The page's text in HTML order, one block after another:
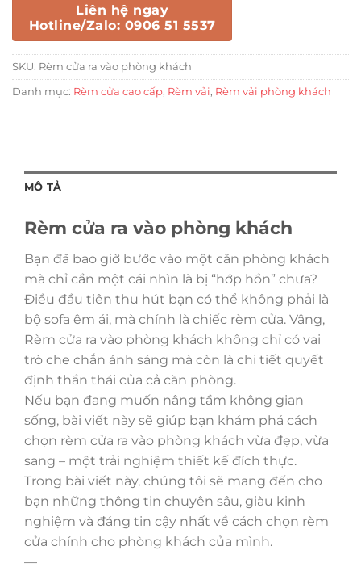
Liên hệ ngay
Hotline/Zalo: 0906 51 5537
SKU: Rèm cửa ra vào phòng khách
Danh mục: Rèm cửa cao cấp, Rèm vải, Rèm vải phòng khách
MÔ TẢ
Rèm cửa ra vào phòng khách
Bạn đã bao giờ bước vào một căn phòng khách
mà chỉ cần một cái nhìn là bị “hớp hồn” chưa?
Điều đầu tiên thu hút bạn có thể không phải là
bộ sofa êm ái, mà chính là chiếc rèm cửa. Vâng,
Rèm cửa ra vào phòng khách không chỉ có vai
trò che chắn ánh sáng mà còn là chi tiết quyết
định thần thái của cả căn phòng.
Nếu bạn đang muốn nâng tầm không gian
sống, bài viết này sẽ giúp bạn khám phá cách
chọn rèm cửa ra vào phòng khách vừa đẹp, vừa
sang – một trải nghiệm thiết kế đích thực.
Trong bài viết này, chúng tôi sẽ mang đến cho
bạn những thông tin chuyên sâu, giàu kinh
nghiệm và đáng tin cậy nhất về cách chọn rèm
cửa chính cho phòng khách của mình.
—